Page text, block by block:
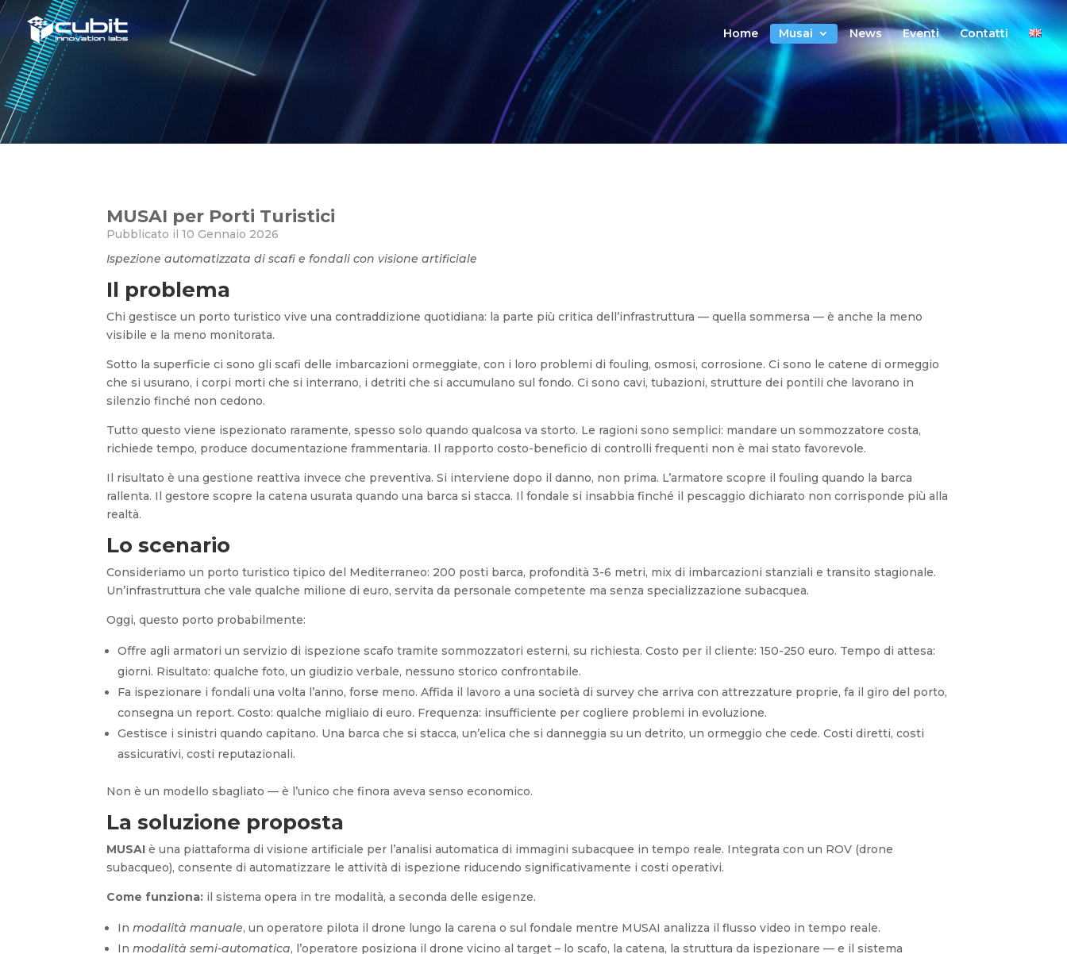
Home Musai News Eventi Contatti
MUSAI per Porti Turistici
MUSAI per Porti Turistici
Pubblicato il 10 Gennaio 2026
Ispezione automatizzata di scafi e fondali con visione artificiale
Il problema
Chi gestisce un porto turistico vive una contraddizione quotidiana: la parte più critica dell’infrastruttura — quella sommersa — è anche la meno
visibile e la meno monitorata.
Sotto la superficie ci sono gli scafi delle imbarcazioni ormeggiate, con i loro problemi di fouling, osmosi, corrosione. Ci sono le catene di ormeggio
che si usurano, i corpi morti che si interrano, i detriti che si accumulano sul fondo. Ci sono cavi, tubazioni, strutture dei pontili che lavorano in
silenzio finché non cedono.
Tutto questo viene ispezionato raramente, spesso solo quando qualcosa va storto. Le ragioni sono semplici: mandare un sommozzatore costa,
richiede tempo, produce documentazione frammentaria. Il rapporto costo-beneficio di controlli frequenti non è mai stato favorevole.
Il risultato è una gestione reattiva invece che preventiva. Si interviene dopo il danno, non prima. L’armatore scopre il fouling quando la barca
rallenta. Il gestore scopre la catena usurata quando una barca si stacca. Il fondale si insabbia finché il pescaggio dichiarato non corrisponde più alla
realtà.
Lo scenario
Consideriamo un porto turistico tipico del Mediterraneo: 200 posti barca, profondità 3-6 metri, mix di imbarcazioni stanziali e transito stagionale.
Un’infrastruttura che vale qualche milione di euro, servita da personale competente ma senza specializzazione subacquea.
Oggi, questo porto probabilmente:
Offre agli armatori un servizio di ispezione scafo tramite sommozzatori esterni, su richiesta. Costo per il cliente: 150-250 euro. Tempo di attesa:
giorni. Risultato: qualche foto, un giudizio verbale, nessuno storico confrontabile.
Fa ispezionare i fondali una volta l’anno, forse meno. Affida il lavoro a una società di survey che arriva con attrezzature proprie, fa il giro del porto,
consegna un report. Costo: qualche migliaio di euro. Frequenza: insufficiente per cogliere problemi in evoluzione.
Gestisce i sinistri quando capitano. Una barca che si stacca, un’elica che si danneggia su un detrito, un ormeggio che cede. Costi diretti, costi
assicurativi, costi reputazionali.
Non è un modello sbagliato — è l’unico che finora aveva senso economico.
La soluzione proposta
MUSAI è una piattaforma di visione artificiale per l’analisi automatica di immagini subacquee in tempo reale. Integrata con un ROV (drone
subacqueo), consente di automatizzare le attività di ispezione riducendo significativamente i costi operativi.
Come funziona: il sistema opera in tre modalità, a seconda delle esigenze.
Inmodalità manuale, un operatore pilota il drone lungo la carena o sul fondale mentre MUSAI analizza il flusso video in tempo reale.
Inmodalità semi-automatica, l’operatore posiziona il drone vicino al target – lo scafo, la catena, la struttura da ispezionare — e il sistema